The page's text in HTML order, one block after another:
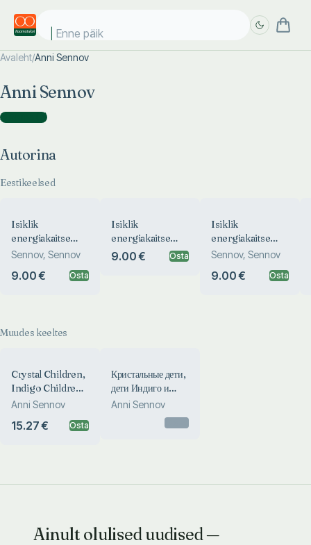
Enne päike
Avaleht/Anni Sennov
Anni Sennov
Autorina )
Autorina
Eestikeelsed
Isiklik
energiakaitse
meestele
Sennov, Sennov
9.00 € Osta
Isiklik
energiakaitse
noortele
9.00 € Osta
Isiklik
energiakaitse
naistele
Sennov, Sennov
9.00 € Osta
Muudes keeltes
Crystal Children,
Indigo Children
and Adults of the
Anni Sennov
15.27 € Osta
Кристальные дети,
дети Индиго и
взрослые нового
Kristalnõje deti,
Anni Sennov
Ainult olulised uudised —